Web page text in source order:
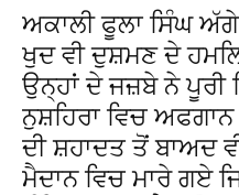
ਅਕਾਲੀ ਫੂਲਾ ਸਿੰਘ
ਖੁਦ ਵੀ ਦੁਸ਼ਮਣ ਦੇ
ਉਨ੍ਹਾਂ ਦੇ ਜਜ਼ਬੇ ਨੇ
ਨੁਸ਼ਹਿਰਾ ਵਿਚ
ਦੀ ਸ਼ਹਾਦਤ ਤੋਂ ਬਾਅਦ
ਮੈਦਾਨ ਵਿਚ ਮਾਰੇ ਗਏ